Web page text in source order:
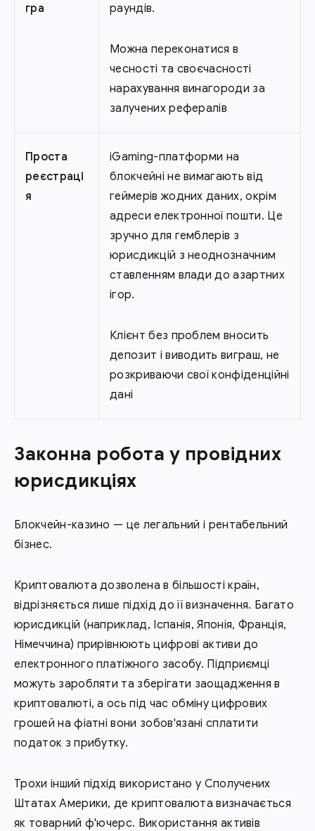
гра
раундів.
Можна переконатися в
чесності та своєчасності
нарахування винагороди за
залучених рефералів
Проста
реєстраці
я
iGaming-платформи на
блокчейні не вимагають від
геймерів жодних даних, окрім
адреси електронної пошти. Це
зручно для гемблерів з
юрисдикцій з неоднозначним
ставленням влади до азартних
ігор.
Клієнт без проблем вносить
депозит і виводить виграш, не
розкриваючи свої конфіденційні
дані
Законна робота у провідних
юрисдикціях
Блокчейн-казино — це легальний і рентабельний
бізнес.
Криптовалюта дозволена в більшості країн,
відрізняється лише підхід до її визначення. Багато
юрисдикцій (наприклад, Іспанія, Японія, Франція,
Німеччина) прирівнюють цифрові активи до
електронного платіжного засобу. Підприємці
можуть заробляти та зберігати заощадження в
криптовалюті, а ось під час обміну цифрових
грошей на фіатні вони зобов'язані сплатити
податок з прибутку.
Трохи інший підхід використано у Сполучених
Штатах Америки, де криптовалюта визначається
як товарний ф'ючерс. Використання активів